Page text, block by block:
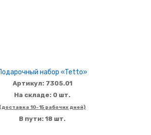
набор «Tetto»
Артикул: 7305.01
На складе: 0 шт.
(доставка 10-15 рабочих дней)
В пути: 18 шт.